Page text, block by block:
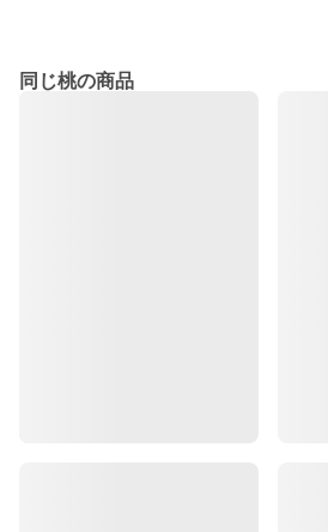
同じ桃の商品